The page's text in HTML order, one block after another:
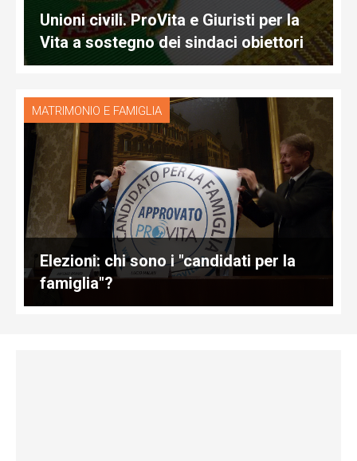
Unioni civili. ProVita e Giuristi per la
Vita a sostegno dei sindaci obiettori
MATRIMONIO E FAMIGLIA
Elezioni: chi sono i "candidati per la
famiglia"?